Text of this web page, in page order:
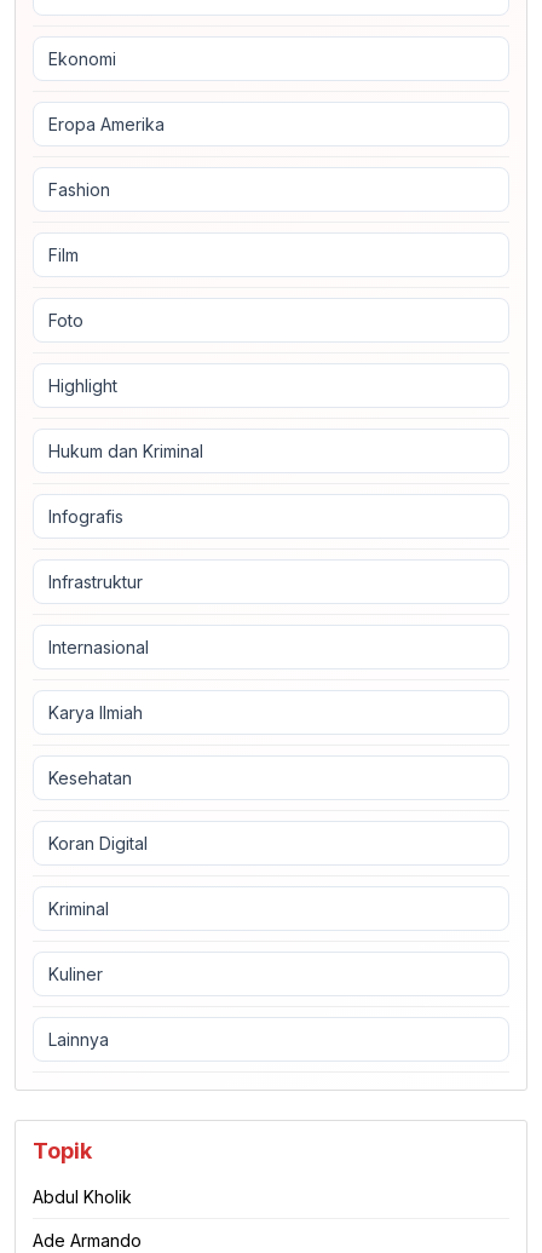
Ekonomi
Eropa Amerika
Fashion
Film
Foto
Highlight
Hukum dan Kriminal
Infografis
Infrastruktur
Internasional
Karya Ilmiah
Kesehatan
Koran Digital
Kriminal
Kuliner
Lainnya
Topik
Abdul Kholik
Ade Armando